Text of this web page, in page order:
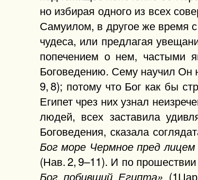
но избирая одного из всех
Самуилом, в другое же время
чудеса, или предлагая
попечением о нем, частыми
Боговедению. Сему научил Он
9, 8); потому что Бог как бы
Египет чрез них узнал
людей, всех заставила
Боговедения, сказала
Бог море Чермное пред
(Нав. 2, 9–11). И по
Бог побивший Египта»